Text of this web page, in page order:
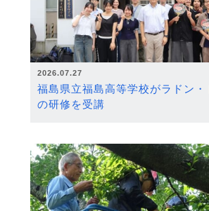
2026.07.27
福島県立福島高等学校がラドン・
の研修を受講